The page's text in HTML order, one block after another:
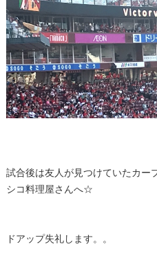
試合後は友人が見つけていたカー
シコ料理屋さんへ☆
ドアップ失礼します。。